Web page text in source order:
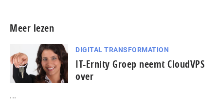
Meer lezen
DIGITAL TRANSFORMATION
IT-Ernity Groep neemt CloudVPS
over
...